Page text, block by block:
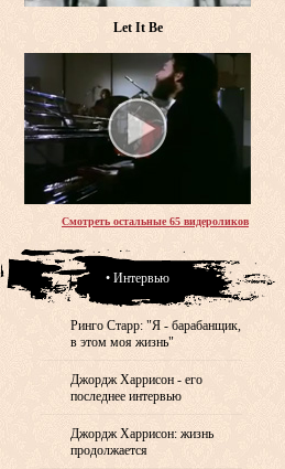
Let It Be
Смотреть остальные 65 видероликов
• Интервью
Ринго Старр: "Я - барабанщик,
в этом моя жизнь"
Джордж Харрисон - его
последнее интервью
Джордж Харрисон: жизнь
продолжается